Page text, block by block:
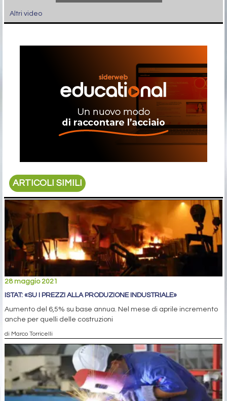
Altri video
ARTICOLI SIMILI
28 maggio 2021
ISTAT: «SU I PREZZI ALLA PRODUZIONE INDUSTRIALE»
Aumento del 6,5% su base annua. Nel mese di aprile incremento
anche per quelli delle costruzioni
di Marco Torricelli